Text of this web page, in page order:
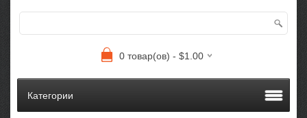
0 товар(ов) - $1.00
Категории